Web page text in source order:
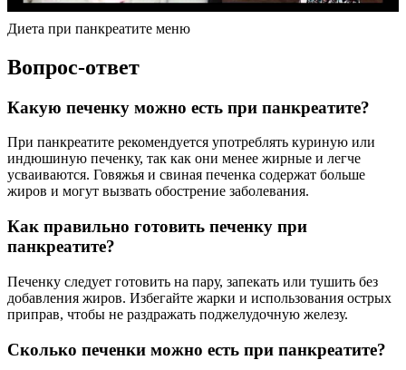
Диета при панкреатите меню
Вопрос-ответ
Какую печенку можно есть при панкреатите?
При панкреатите рекомендуется употреблять куриную или
индюшиную печенку, так как они менее жирные и легче
усваиваются. Говяжья и свиная печенка содержат больше
жиров и могут вызвать обострение заболевания.
Как правильно готовить печенку при
панкреатите?
Печенку следует готовить на пару, запекать или тушить без
добавления жиров. Избегайте жарки и использования острых
приправ, чтобы не раздражать поджелудочную железу.
Сколько печенки можно есть при панкреатите?